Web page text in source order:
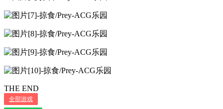
THE END
全部游戏